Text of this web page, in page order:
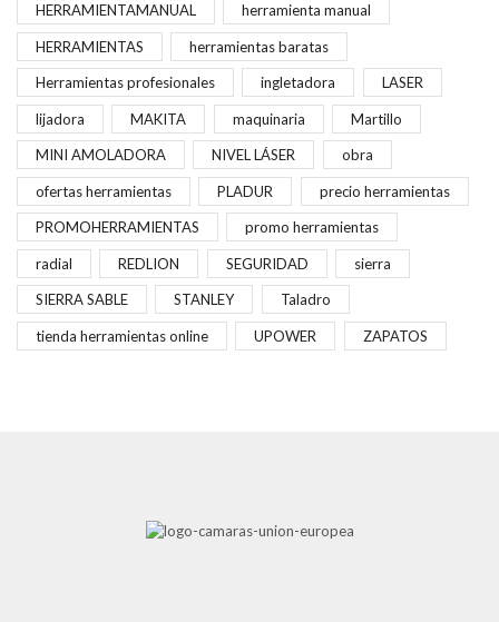
HERRAMIENTAMANUAL herramienta manual
HERRAMIENTAS herramientas baratas
Herramientas profesionales ingletadora LASER
lijadora MAKITA maquinaria Martillo
MINI AMOLADORA NIVEL LÁSER obra
ofertas herramientas PLADUR precio herramientas
PROMOHERRAMIENTAS promo herramientas
radial REDLION SEGURIDAD sierra
SIERRA SABLE STANLEY Taladro
tienda herramientas online UPOWER ZAPATOS